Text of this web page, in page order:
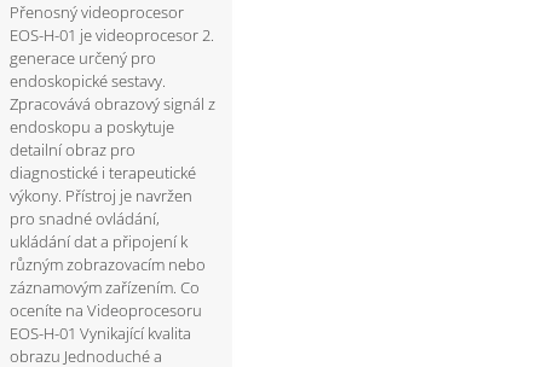
Přenosný videoprocesor
EOS-H-01 je videoprocesor 2.
generace určený pro
endoskopické sestavy.
Zpracovává obrazový signál z
endoskopu a poskytuje
detailní obraz pro
diagnostické i terapeutické
výkony. Přístroj je navržen
pro snadné ovládání,
ukládání dat a připojení k
různým zobrazovacím nebo
záznamovým zařízením. Co
oceníte na Videoprocesoru
EOS-H-01 Vynikající kvalita
obrazu Jednoduché a